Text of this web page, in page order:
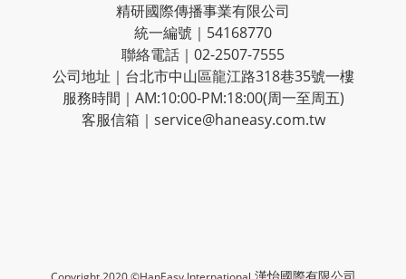
精研國際傳播事業有限公司
統一編號｜54168770
聯絡電話｜02-2507-7555
公司地址｜台北市中山區龍江路318巷35號一樓
服務時間｜AM:10:00-PM:18:00(周一至周五)
客服信箱｜service@haneasy.com.tw